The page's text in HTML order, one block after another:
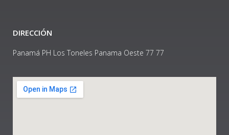
DIRECCIÓN
Panamá PH Los Toneles Panama Oeste 77 77